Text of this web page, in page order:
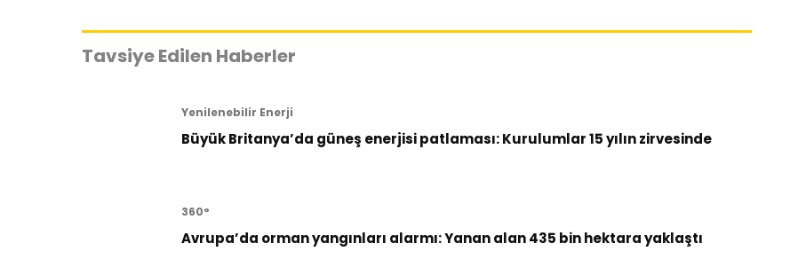
Tavsiye Edilen Haberler
Yenilenebilir Enerji
Büyük Britanya’da güneş enerjisi patlaması: Kurulumlar 15 yılın zirvesinde
360°
Avrupa’da orman yangınları alarmı: Yanan alan 435 bin hektara yaklaştı